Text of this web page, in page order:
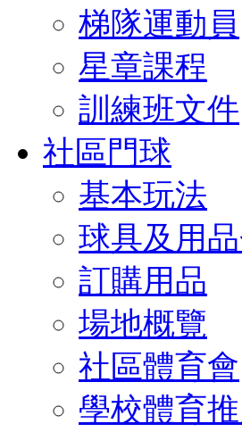
梯隊運動員
星章課程
訓練班文件
社區門球
基本玩法
球具及用
訂購用品
場地概覽
社區體育會
學校體育